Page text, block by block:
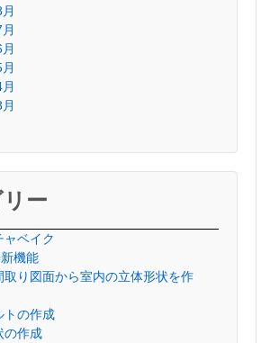
ー
ャベイク
機能
取り図面から室内の立体形状を作
トの作成
の作成